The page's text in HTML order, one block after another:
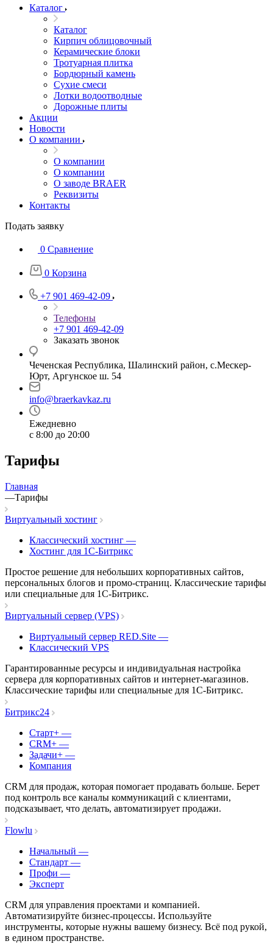
Каталог
Каталог
Кирпич облицовочный
Керамические блоки
Тротуарная плитка
Бордюрный камень
Сухие смеси
Лотки водоотводные
Дорожные плиты
Акции
Новости
О компании
О компании
О компании
О заводе BRAER
Реквизиты
Контакты
Подать заявку
0 Сравнение
0 Корзина
+7 901 469-42-09
Телефоны
+7 901 469-42-09
Заказать звонок
Чеченская Республика, Шалинский район, с.Мескер-
Юрт, Аргунское ш. 54
info@braerkavkaz.ru
Ежедневно
с 8:00 до 20:00
Тарифы
Главная
—Тарифы
Виртуальный хостинг
Классический хостинг —
Хостинг для 1С-Битрикс
Простое решение для небольших корпоративных сайтов,
персональных блогов и промо-страниц. Классические тарифы
или специальные для 1С-Битрикс.
Виртуальный сервер (VPS)
Виртуальный сервер RED.Site —
Классический VPS
Гарантированные ресурсы и индивидуальная настройка
сервера для корпоративных сайтов и интернет-магазинов.
Классические тарифы или специальные для 1С-Битрикс.
Битрикс24
Старт+ —
CRM+ —
Задачи+ —
Компания
CRM для продаж, которая помогает продавать больше. Берет
под контроль все каналы коммуникаций с клиентами,
подсказывает, что делать, автоматизирует продажи.
Flowlu
Начальный —
Стандарт —
Профи —
Эксперт
CRM для управления проектами и компанией.
Автоматизируйте бизнес-процессы. Используйте
инструменты, которые нужны вашему бизнесу. Всё под рукой,
в едином пространстве.